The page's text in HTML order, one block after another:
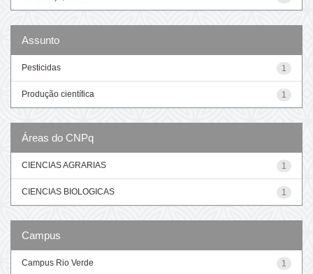
Assunto
1
Pesticidas
1
Produção científica
Áreas do CNPq
1
CIENCIAS AGRARIAS
1
CIENCIAS BIOLOGICAS
Campus
1
Campus Rio Verde